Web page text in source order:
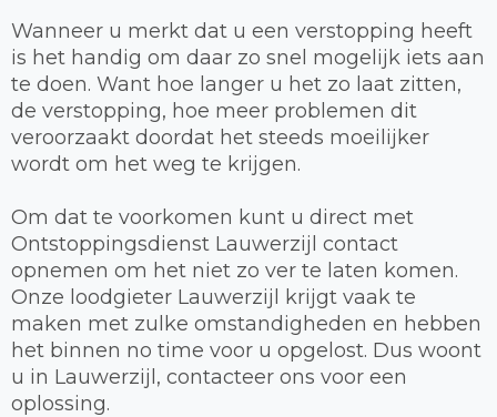
Wanneer u merkt dat u een verstopping heeft
is het handig om daar zo snel mogelijk iets aan
te doen. Want hoe langer u het zo laat zitten,
de verstopping, hoe meer problemen dit
veroorzaakt doordat het steeds moeilijker
wordt om het weg te krijgen.
Om dat te voorkomen kunt u direct met
Ontstoppingsdienst Lauwerzijl contact
opnemen om het niet zo ver te laten komen.
Onze loodgieter Lauwerzijl krijgt vaak te
maken met zulke omstandigheden en hebben
het binnen no time voor u opgelost. Dus woont
u in Lauwerzijl, contacteer ons voor een
oplossing.